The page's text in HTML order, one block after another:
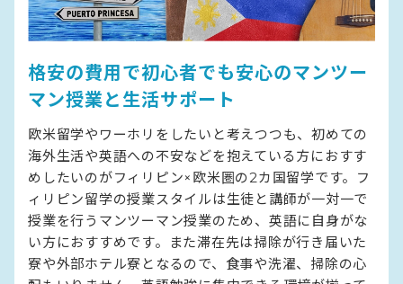
格安の費用で初心者でも安心のマンツー
マン授業と生活サポート
欧米留学やワーホリをしたいと考えつつも、初めての
海外生活や英語への不安などを抱えている方におすす
めしたいのがフィリピン×欧米圏の2カ国留学です。フ
ィリピン留学の授業スタイルは生徒と講師が一対一で
授業を行うマンツーマン授業のため、英語に自身がな
い方におすすめです。また滞在先は掃除が行き届いた
寮や外部ホテル寮となるので、食事や洗濯、掃除の心